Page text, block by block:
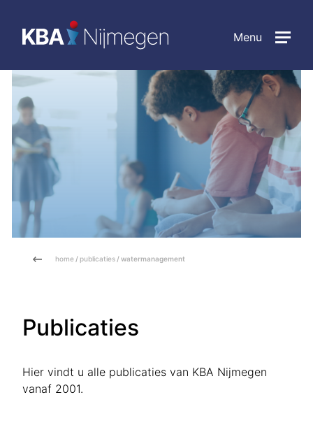
Menu
home / publicaties / watermanagement
Publicaties
Hier vindt u alle publicaties van KBA Nijmegen
vanaf 2001.